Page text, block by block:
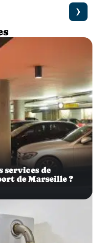
services de
de Marseille ?